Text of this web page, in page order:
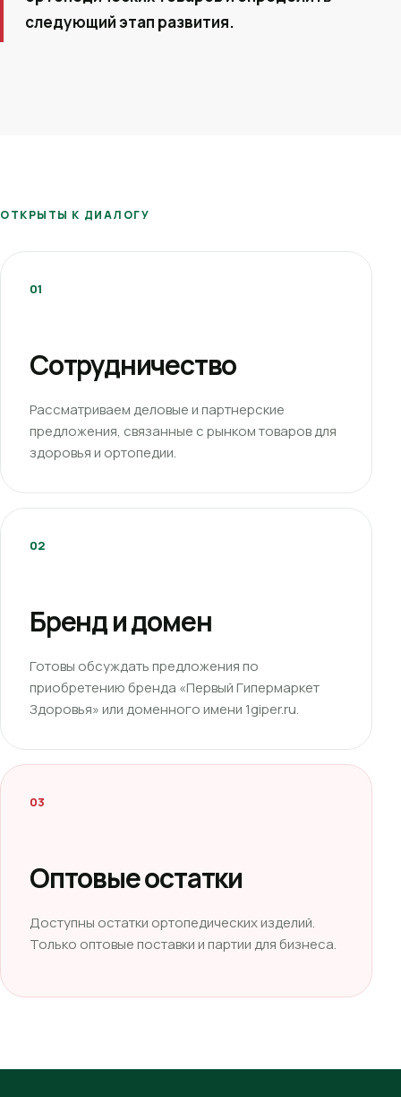
следующий этап развития.
ОТКРЫТЫ К ДИАЛОГУ
01
Сотрудничество
Рассматриваем деловые и партнерские
предложения, связанные с рынком товаров для
здоровья и ортопедии.
02
Бренд и домен
Готовы обсуждать предложения по
приобретению бренда «Первый Гипермаркет
Здоровья» или доменного имени 1giper.ru.
03
Оптовые остатки
Доступны остатки ортопедических изделий.
Только оптовые поставки и партии для бизнеса.